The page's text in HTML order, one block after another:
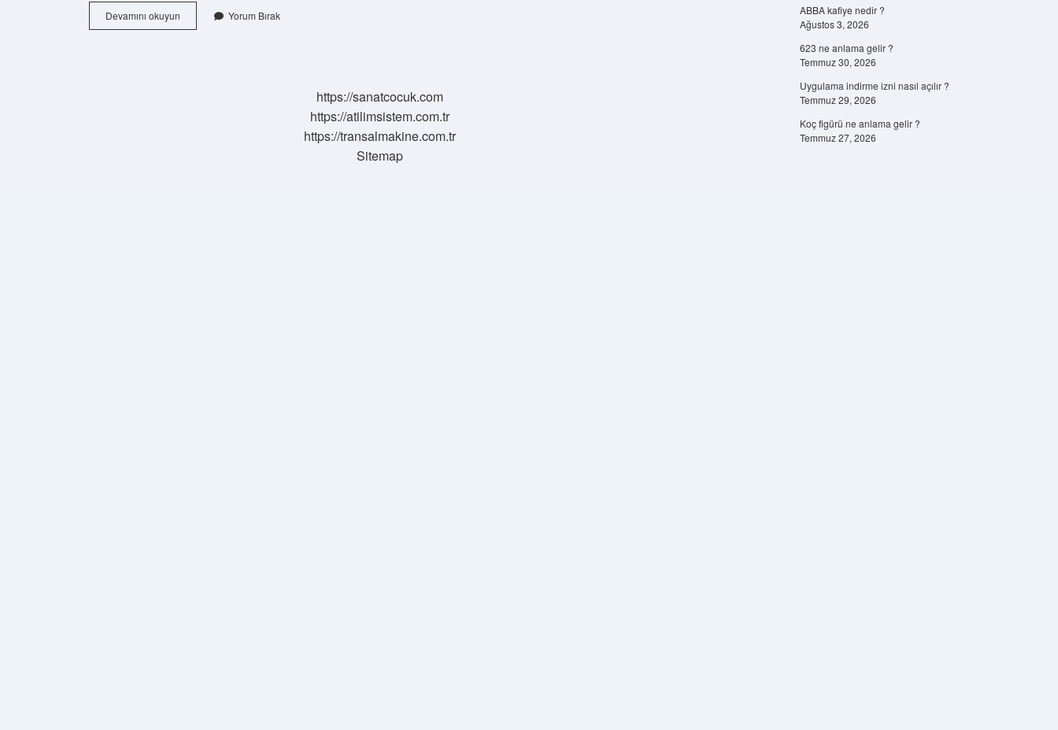
Devamını okuyun
Nasil
Yorum Bırak
https://sanatcocuk.com
https://atilimsistem.com.tr
https://transalmakine.com.tr
Sitemap
ABBA kafiye nedir ?
Ağustos 3, 2026
623 ne anlama gelir ?
Temmuz 30, 2026
Uygulama indirme izni nasıl açılır ?
Temmuz 29, 2026
Koç figürü ne anlama gelir ?
Temmuz 27, 2026